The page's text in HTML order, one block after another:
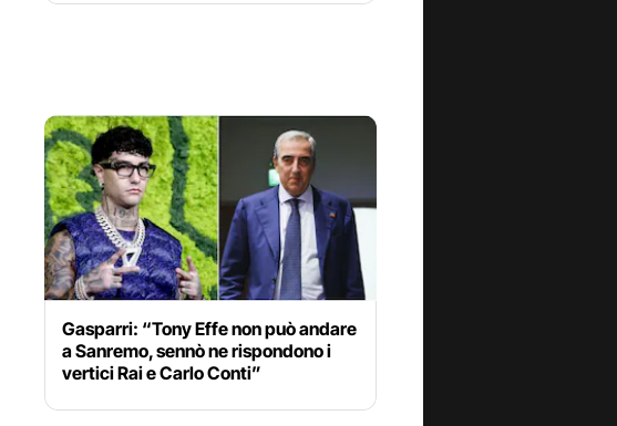
Gasparri: “Tony Effe non può andare
a Sanremo, sennò ne rispondono i
vertici Rai e Carlo Conti”